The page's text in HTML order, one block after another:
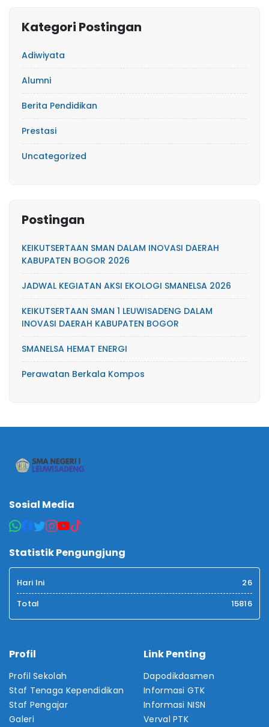
Kategori Postingan
Adiwiyata
Alumni
Berita Pendidikan
Prestasi
Uncategorized
Postingan
KEIKUTSERTAAN SMAN DALAM INOVASI DAERAH
KABUPATEN BOGOR 2026
JADWAL KEGIATAN AKSI EKOLOGI SMANELSA 2026
KEIKUTSERTAAN SMAN 1 LEUWISADENG DALAM
INOVASI DAERAH KABUPATEN BOGOR
SMANELSA HEMAT ENERGI
Perawatan Berkala Kompos
Sosial Media
Statistik Pengungjung
Hari Ini
26
Total
15816
Profil
Profil Sekolah
Staf Tenaga Kependidikan
Staf Pengajar
Galeri
Link Penting
Dapodikdasmen
Informasi GTK
Informasi NISN
Verval PTK